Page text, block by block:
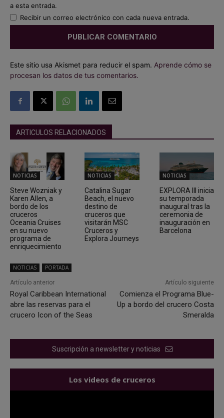
a esta entrada.
Recibir un correo electrónico con cada nueva entrada.
Este sitio usa Akismet para reducir el spam. Aprende cómo se
procesan los datos de tus comentarios.
ARTICULOS RELACIONADOS
NOTICIAS
Steve Wozniak y
Karen Allen, a
bordo de los
cruceros
Oceania Cruises
en su nuevo
programa de
enriquecimiento
NOTICIAS
Catalina Sugar
Beach, el nuevo
destino de
cruceros que
visitarán MSC
Cruceros y
Explora Journeys
NOTICIAS
EXPLORA III inicia
su temporada
inaugural tras la
ceremonia de
inauguración en
Barcelona
NOTICIAS PORTADA
Artículo anterior
Royal Caribbean International
abre las reservas para el
crucero Icon of the Seas
Artículo siguiente
Comienza el Programa Blue-
Up a bordo del crucero Costa
Smeralda
Suscripción a newsletter y noticias
Los videos de cruceros